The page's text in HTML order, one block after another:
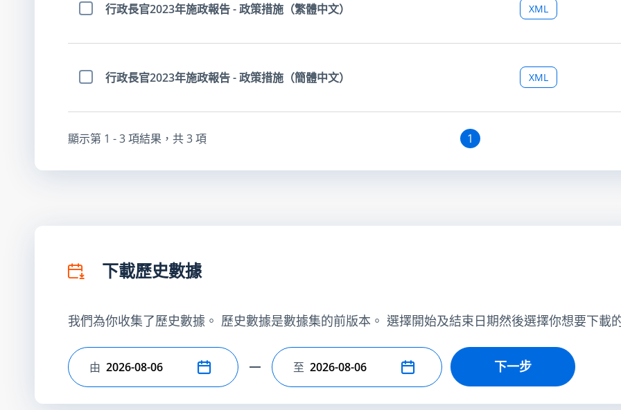
選擇項目行政長官2023年施政報告 - 政策措施（繁體中文） XML
選擇項目行政長官2023年施政報告 - 政策措施（簡體中文） XML
顯示第 1 - 3項結果，共3項 1
下載歷史數據
我們為你收集了歷史數據。 歷史數據是數據集的前版本。 選擇開始及結束日期然後選擇你想要下載
選擇開始日期
由 選擇結束日期
至 下一步